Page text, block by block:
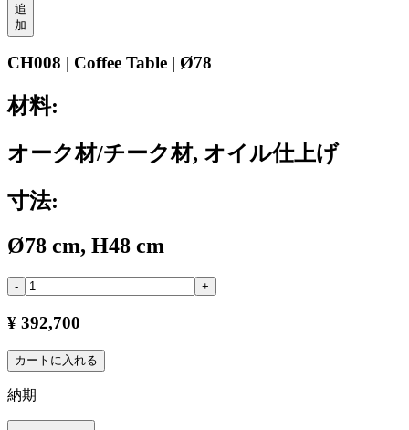
追
加
CH008 | Coffee Table | Ø78
材料:
オーク材/チーク材, オイル仕上げ
寸法:
Ø78 cm, H48 cm
- +
¥ 392,700
カートに入れる
納期